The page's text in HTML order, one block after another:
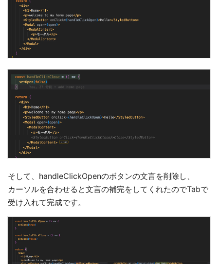
そして、handleClickOpenのボタンの文言を削除し、
カーソルを合わせると文言の補完をしてくれたのでTabで
受け入れて完成です。